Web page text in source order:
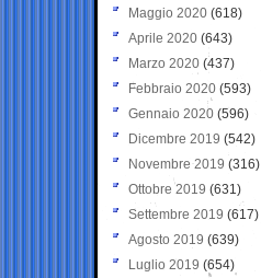
Maggio 2020 (618)
Aprile 2020 (643)
Marzo 2020 (437)
Febbraio 2020 (593)
Gennaio 2020 (596)
Dicembre 2019 (542)
Novembre 2019 (316)
Ottobre 2019 (631)
Settembre 2019 (617)
Agosto 2019 (639)
Luglio 2019 (654)